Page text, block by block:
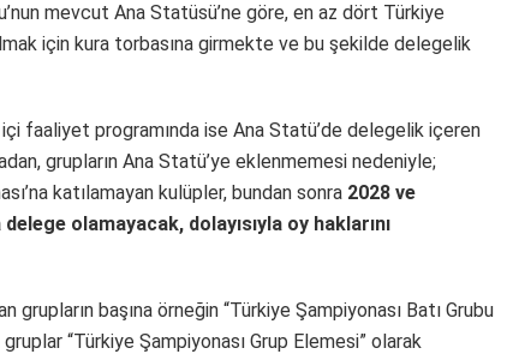
mevcut Ana Statüsü’ne göre, en az dört Türkiye
için kura torbasına girmekte ve bu şekilde delegelik
faaliyet programında ise Ana Statü’de delegelik içeren
grupların Ana Statü’ye eklenmemesi nedeniyle;
katılamayan kulüpler, bundan sonra 2028 ve
olamayacak, dolayısıyla oy haklarını
grupların başına örneğin “Türkiye Şampiyonası Batı Grubu
“Türkiye Şampiyonası Grup Elemesi” olarak